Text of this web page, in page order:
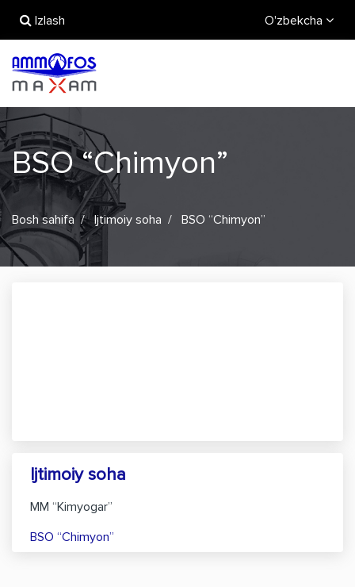
Izlash O'zbekcha
BSO “Chimyon”
Bosh sahifa Ijtimoiy soha BSO “Chimyon”
Ijtimoiy soha
MM “Kimyogar”
BSO “Chimyon”